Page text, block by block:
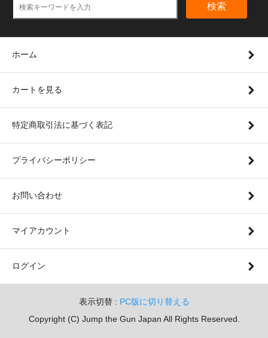
検索
ホーム
カートを見る
特定商取引法に基づく表記
プライバシーポリシー
お問い合わせ
マイアカウント
ログイン
表示切替 : PC版に切り替える
Copyright (C) Jump the Gun Japan All Rights Reserved.